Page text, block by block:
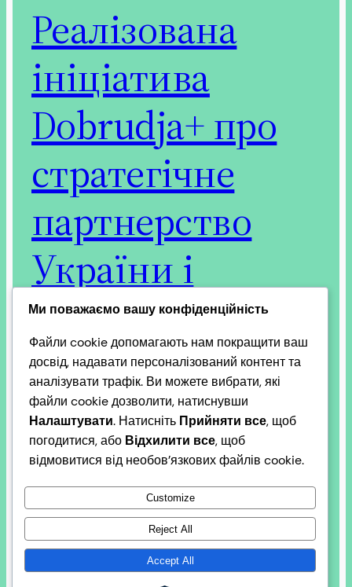
Реалізована
ініціатива
Dobrudja+ про
стратегічне
партнерство
України і
Румунії
У контексті посилення співпраці в регіоні
Чорного моря та нових викликів безпеці у Європі
важливим сигналом стала зустріч президента
України Володимира Зеленського та президента
Румунії Нікушора Дана. Це відбулося після
оголошення про розвиток міжнародної ініціативи
Dobrudja+ (Добруджа+) і визначення нею
необхідності стратегічного партнерства між
Україною і Румунією, яке вже фактично почалося,
див. Румунія – стратегічний…
Ми поважаємо вашу конфіденційність
Файли cookie допомагають нам покращити ваш
досвід, надавати персоналізований контент та
аналізувати трафік. Ви можете вибрати, які
файли cookie дозволити, натиснувши
Налаштувати. Натисніть Прийняти все, щоб
погодитися, або Відхилити все, щоб
відмовитися від необов’язкових файлів cookie.
Customize
Reject All
Accept All